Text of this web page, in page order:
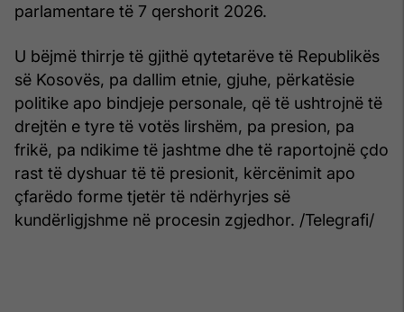
parlamentare të 7 qershorit 2026.
U bëjmë thirrje të gjithë qytetarëve të Republikës
së Kosovës, pa dallim etnie, gjuhe, përkatësie
politike apo bindjeje personale, që të ushtrojnë të
drejtën e tyre të votës lirshëm, pa presion, pa
frikë, pa ndikime të jashtme dhe të raportojnë çdo
rast të dyshuar të të presionit, kërcënimit apo
çfarëdo forme tjetër të ndërhyrjes së
kundërligjshme në procesin zgjedhor. /Telegrafi/